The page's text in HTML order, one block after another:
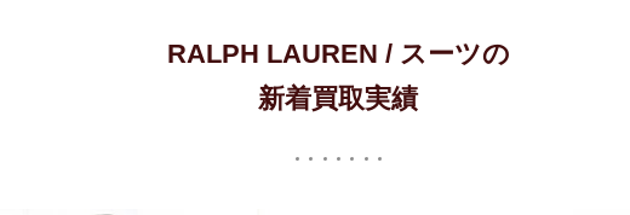
RALPH LAUREN / スーツの
新着買取実績